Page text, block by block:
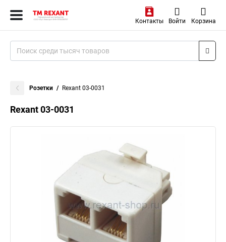
Контакты Войти Корзина
Розетки Rexant 03-0031
Rexant 03-0031